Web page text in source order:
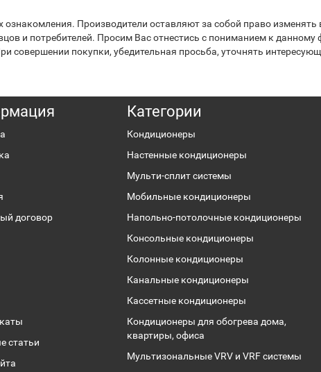
Производители оставляют за собой право изменять
и потребителей. Просим Вас отнестись с пониманием к данному
совершении покупки, убедительная просьба, уточнять
договор
статьи
Категории
Кондиционеры
Настенные кондиционеры
Мульти-сплит системы
Мобильные кондиционеры
Напольно-потолочные кондиционеры
Консольные кондиционеры
Колонные кондиционеры
Канальные кондиционеры
Кассетные кондиционеры
Кондиционеры для обогрева дома,
квартиры, офиса
Мультизональные VRV и VRF системы